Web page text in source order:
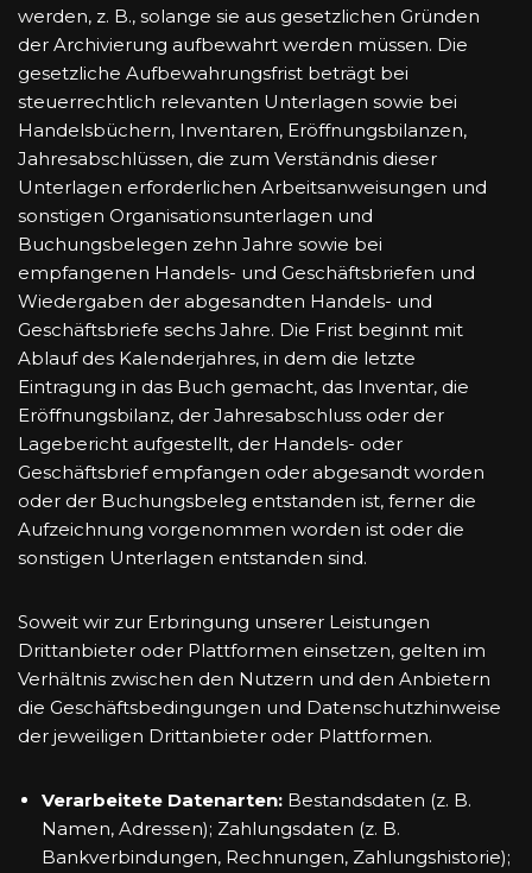
werden, z. B., solange sie aus gesetzlichen Gründen
der Archivierung aufbewahrt werden müssen. Die
gesetzliche Aufbewahrungsfrist beträgt bei
steuerrechtlich relevanten Unterlagen sowie bei
Handelsbüchern, Inventaren, Eröffnungsbilanzen,
Jahresabschlüssen, die zum Verständnis dieser
Unterlagen erforderlichen Arbeitsanweisungen und
sonstigen Organisationsunterlagen und
Buchungsbelegen zehn Jahre sowie bei
empfangenen Handels- und Geschäftsbriefen und
Wiedergaben der abgesandten Handels- und
Geschäftsbriefe sechs Jahre. Die Frist beginnt mit
Ablauf des Kalenderjahres, in dem die letzte
Eintragung in das Buch gemacht, das Inventar, die
Eröffnungsbilanz, der Jahresabschluss oder der
Lagebericht aufgestellt, der Handels- oder
Geschäftsbrief empfangen oder abgesandt worden
oder der Buchungsbeleg entstanden ist, ferner die
Aufzeichnung vorgenommen worden ist oder die
sonstigen Unterlagen entstanden sind.
Soweit wir zur Erbringung unserer Leistungen
Drittanbieter oder Plattformen einsetzen, gelten im
Verhältnis zwischen den Nutzern und den Anbietern
die Geschäftsbedingungen und Datenschutzhinweise
der jeweiligen Drittanbieter oder Plattformen.
Verarbeitete Datenarten: Bestandsdaten (z. B.
Namen, Adressen); Zahlungsdaten (z. B.
Bankverbindungen, Rechnungen, Zahlungshistorie);